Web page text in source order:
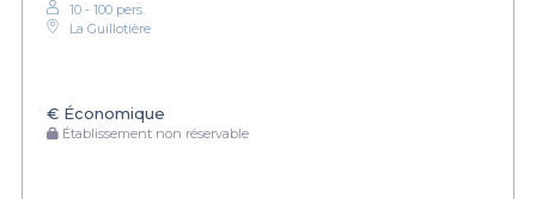
10 - 100 pers.
La Guillotière
€ Économique
Établissement non réservable